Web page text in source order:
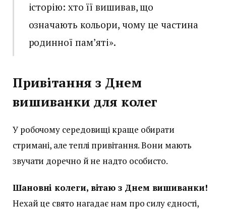
історію: хто її вишивав, що
означають кольори, чому це частина
родинної пам’яті».
Привітання з Днем
вишиванки для колег
У робочому середовищі краще обирати
стримані, але теплі привітання. Вони мають
звучати доречно й не надто особисто.
Шановні колеги, вітаю з Днем вишиванки!
Нехай це свято нагадає нам про силу єдності,